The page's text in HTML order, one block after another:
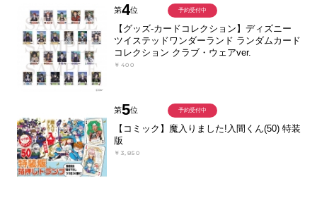
第4位
【グッズ-カードコレクション】ディズニー
ツイステッドワンダーランド ランダムカード
コレクション クラブ・ウェアver.
￥400
予約受付中
第5位
【コミック】魔入りました!入間くん(50) 特装
版
￥3,850
予約受付中